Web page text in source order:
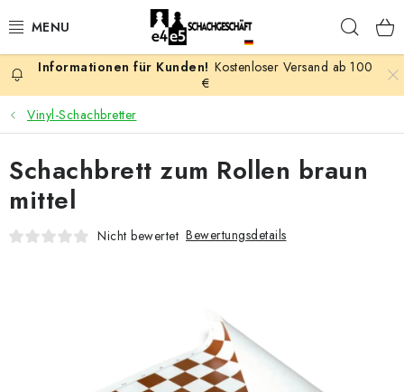
Inhalt
AKTION
SCHACHSPIELE
SCHACHFIGUREN
SCHACH-ANTIQUITÄTENLADEN
Kostenloser Versand ab 100
€
Vinyl-Schachbretter
Schachbrett zum Rollen braun
mittel
Nicht bewertet Bewertungsdetails